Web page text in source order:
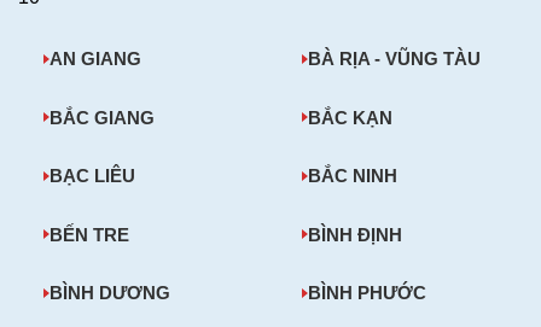
AN GIANG BÀ RỊA - VŨNG TÀU
BẮC GIANG BẮC KẠN
BẠC LIÊU BẮC NINH
BẾN TRE BÌNH ĐỊNH
BÌNH DƯƠNG BÌNH PHƯỚC